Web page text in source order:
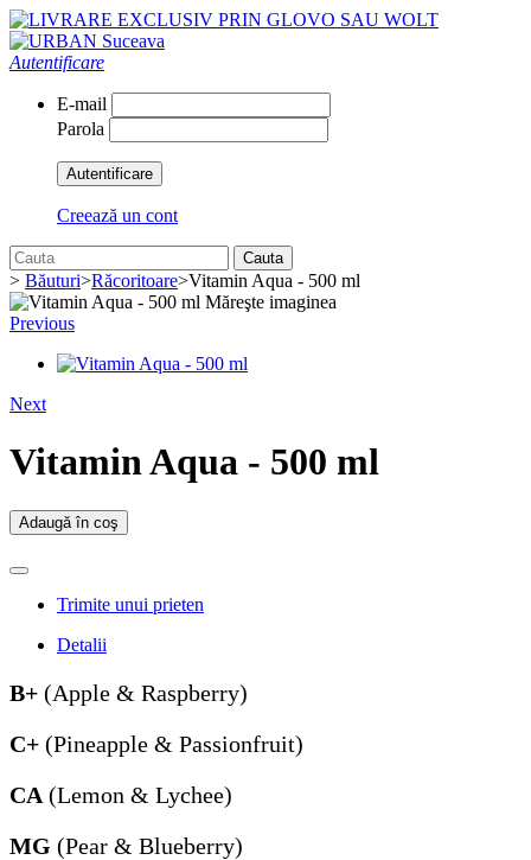
Autentificare
E-mail
Parola
Autentificare
Creează un cont
Cauta
> Băuturi>Răcoritoare>Vitamin Aqua - 500 ml
Măreşte imaginea
Previous
Next
Vitamin Aqua - 500 ml
Adaugă în coş
Trimite unui prieten
Detalii
B+ (Apple & Raspberry)
C+ (Pineapple & Passionfruit)
CA (Lemon & Lychee)
MG (Pear & Blueberry)